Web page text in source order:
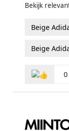
Bekijk
Beige
Beige
0